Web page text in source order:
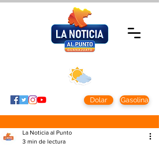
Dolar Gasolina
La Noticia al Punto
3 min de lectura